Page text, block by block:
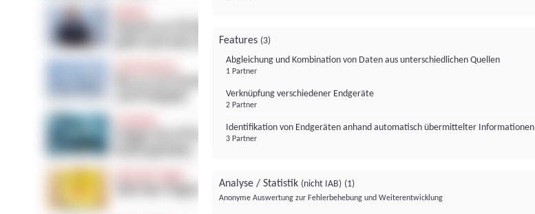
Features (3)
Abgleichung und Kombination von Daten aus unterschiedlichen Quellen
1 Partner
Verknüpfung verschiedener Endgeräte
2 Partner
Identifikation von Endgeräten anhand automatisch übermittelter Informationen
3 Partner
Analyse / Statistik (nicht IAB) (1)
Anonyme Auswertung zur Fehlerbehebung und Weiterentwicklung